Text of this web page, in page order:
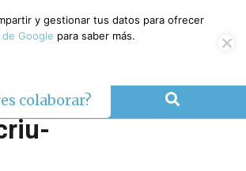
colaborar?
y gestionar tus datos para ofrecer
Google para saber más.